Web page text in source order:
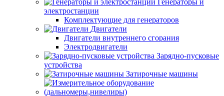
Генераторы и
электростанции
Комплектующие для генераторов
Двигатели
Двигатели внутреннего сгорания
Электродвигатели
Зарядно-пусковые
устройства
Затирочные машины